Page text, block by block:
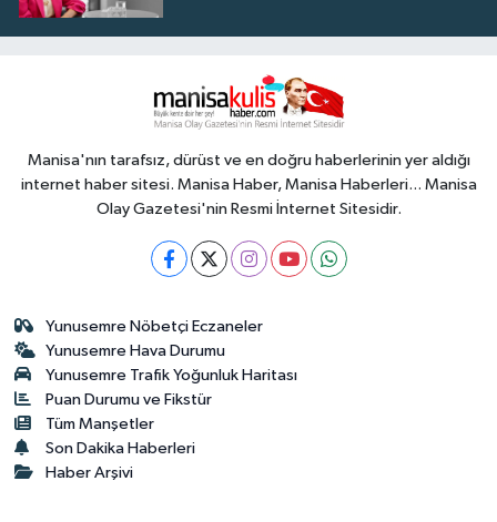
Manisa'nın tarafsız, dürüst ve en doğru haberlerinin yer aldığı
internet haber sitesi. Manisa Haber, Manisa Haberleri... Manisa
Olay Gazetesi'nin Resmi İnternet Sitesidir.
Yunusemre Nöbetçi Eczaneler
Yunusemre Hava Durumu
Yunusemre Trafik Yoğunluk Haritası
Puan Durumu ve Fikstür
Tüm Manşetler
Son Dakika Haberleri
Haber Arşivi